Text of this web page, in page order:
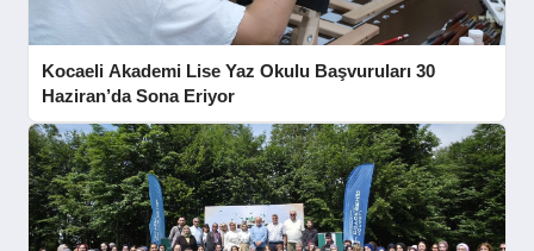
Kocaeli Akademi Lise Yaz Okulu Başvuruları 30
Haziran’da Sona Eriyor